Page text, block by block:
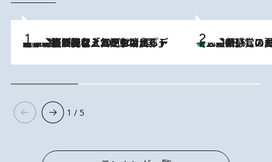
2026.8.5
【なぜ吉沢亮は「気配を消せる」のか？】興行収入208億の『国宝』を経て挑むミュージカル『ディア・エヴァン・ハンセン』。トップ俳優が舞台上でさらけ出した“孤独”とは 2026.8.6
【三重県】この夏絶対食べたい 冷やしておいしいおやつ3選 お餅×
1 / 5